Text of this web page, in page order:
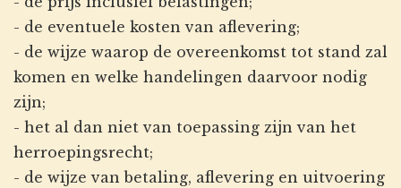
- de eventuele kosten van aflevering;
- de wijze waarop de overeenkomst tot stand zal
komen en welke handelingen daarvoor nodig
zijn;
- het al dan niet van toepassing zijn van het
herroepingsrecht;
- de wijze van betaling, aflevering en uitvoering